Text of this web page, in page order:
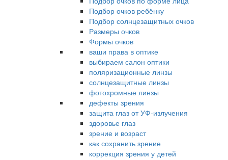
Подбор очков ребёнку
Подбор солнцезащитных очков
Размеры очков
Формы очков
ваши права в оптике
выбираем салон оптики
поляризационные линзы
солнцезащитные линзы
фотохромные линзы
дефекты зрения
защита глаз от УФ-излучения
здоровье глаз
зрение и возраст
как сохранить зрение
коррекция зрения у детей